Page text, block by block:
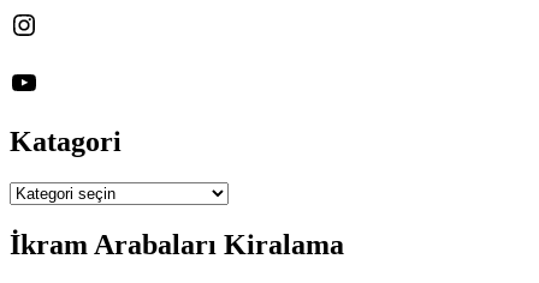
Instagram
YouTube
Katagori
Katagori
İkram Arabaları Kiralama